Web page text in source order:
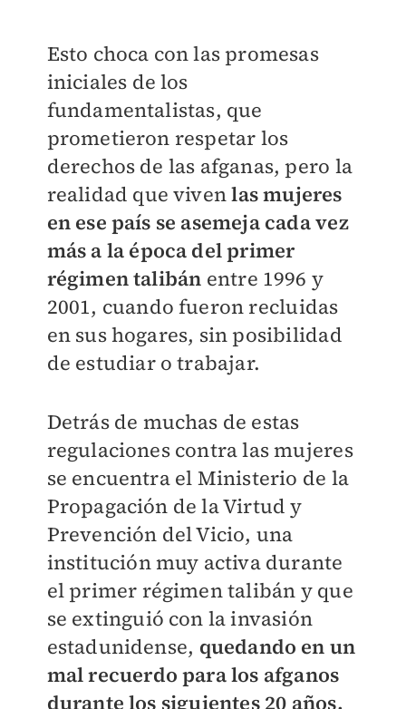
Esto choca con las promesas
iniciales de los
fundamentalistas, que
prometieron respetar los
derechos de las afganas, pero la
realidad que vivenlas mujeres
en ese país se asemeja cada vez
más a la época del primer
régimen talibán entre 1996 y
2001, cuando fueron recluidas
en sus hogares, sin posibilidad
de estudiar o trabajar.
Detrás de muchas de estas
regulaciones contra las mujeres
se encuentra el Ministerio de la
Propagación de la Virtud y
Prevención del Vicio, una
institución muy activa durante
el primer régimen talibán y que
se extinguió con la invasión
estadunidense, quedando en un
mal recuerdo para los afganos
durante los siguientes 20 años.